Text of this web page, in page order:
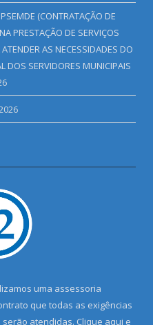
(CONTRATAÇÃO DE
PRESTAÇÃO DE SERVIÇOS
AS NECESSIDADES DO
DOS SERVIDORES MUNICIPAIS
uma assessoria
que todas as exigências
atendidas. Clique aqui e